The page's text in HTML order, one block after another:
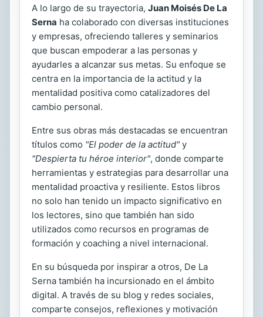
A lo largo de su trayectoria, Juan Moisés De La
Serna ha colaborado con diversas instituciones
y empresas, ofreciendo talleres y seminarios
que buscan empoderar a las personas y
ayudarles a alcanzar sus metas. Su enfoque se
centra en la importancia de la actitud y la
mentalidad positiva como catalizadores del
cambio personal.
Entre sus obras más destacadas se encuentran
títulos como "El poder de la actitud" y
"Despierta tu héroe interior", donde comparte
herramientas y estrategias para desarrollar una
mentalidad proactiva y resiliente. Estos libros
no solo han tenido un impacto significativo en
los lectores, sino que también han sido
utilizados como recursos en programas de
formación y coaching a nivel internacional.
En su búsqueda por inspirar a otros, De La
Serna también ha incursionado en el ámbito
digital. A través de su blog y redes sociales,
comparte consejos, reflexiones y motivación